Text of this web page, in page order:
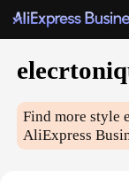
Find more style
AliExpress